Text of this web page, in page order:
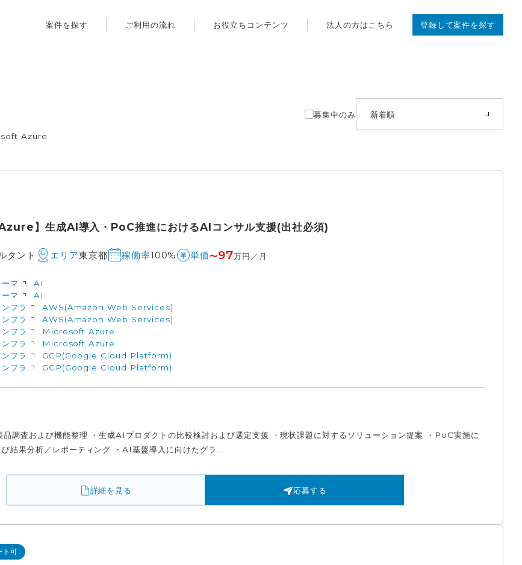
案件を探す ご利用の流れ お役立ちコンテンツ 法人の方はこちら 登録して案件を探す
募集中のみ 新着順
Azure
】生成AI導入・PoC推進におけるAIコンサル支援(出社必須)
タント エリア東京都 稼働率100% 単価〜97万円／月
ーマ
AI
ーマ
AI
ンフラ
AWS(Amazon Web Services)
ンフラ
AWS(Amazon Web Services)
ンフラ
Microsoft Azure
ンフラ
Microsoft Azure
ンフラ
GCP(Google Cloud Platform)
ンフラ
GCP(Google Cloud Platform)
品調査および機能整理 ・生成AIプロダクトの比較検討および選定支援 ・現状課題に対するソリューション提案 ・PoC実施に
結果分析／レポーティング ・AI基盤導入に向けたグラ...
詳細を見る 応募する
ト可